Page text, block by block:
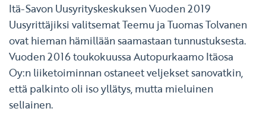
Itä-Savon Uusyrityskeskuksen Vuoden 2019
Uusyrittäjiksi valitsemat Teemu ja Tuomas Tolvanen
ovat hieman hämillään saamastaan tunnustuksesta.
Vuoden 2016 toukokuussa Autopurkaamo Itäosa
Oy:n liiketoiminnan ostaneet veljekset sanovatkin,
että palkinto oli iso yllätys, mutta mieluinen
sellainen.